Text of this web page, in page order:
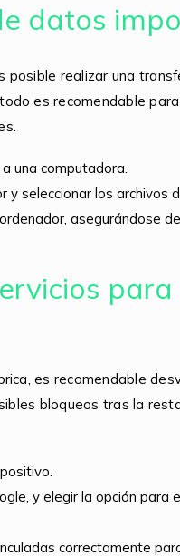
datos
realizar una
es recomendable
una computadora.
y seleccionar los archivos
asegurándose
es recomendable
bloqueos tras la
y elegir la opción para
correctamente